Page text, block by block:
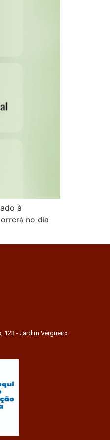
à
no dia
123 - Jardim Vergueiro